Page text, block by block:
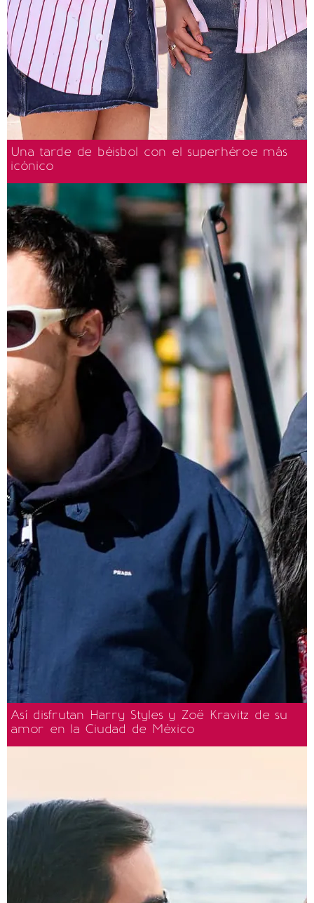
Una tarde de béisbol con el superhéroe más
icónico
Así disfrutan Harry Styles y Zoë Kravitz de su
amor en la Ciudad de México